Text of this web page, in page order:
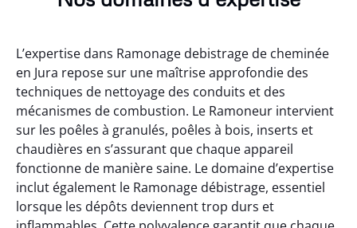
L’expertise dans Ramonage debistrage de cheminée
en Jura repose sur une maîtrise approfondie des
techniques de nettoyage des conduits et des
mécanismes de combustion. Le Ramoneur intervient
sur les poêles à granulés, poêles à bois, inserts et
chaudières en s’assurant que chaque appareil
fonctionne de manière saine. Le domaine d’expertise
inclut également le Ramonage débistrage, essentiel
lorsque les dépôts deviennent trop durs et